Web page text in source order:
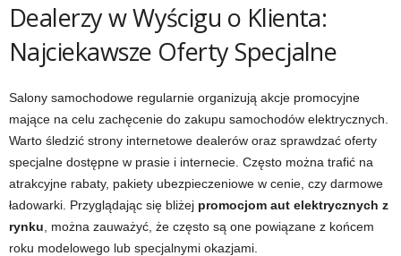
Dealerzy w Wyścigu o Klienta:
Najciekawsze Oferty Specjalne
Salony samochodowe regularnie organizują akcje promocyjne
mające na celu zachęcenie do zakupu samochodów elektrycznych.
Warto śledzić strony internetowe dealerów oraz sprawdzać oferty
specjalne dostępne w prasie i internecie. Często można trafić na
atrakcyjne rabaty, pakiety ubezpieczeniowe w cenie, czy darmowe
ładowarki. Przyglądając się bliżej promocjom aut elektrycznych z
rynku , można zauważyć, że często są one powiązane z końcem
roku modelowego lub specjalnymi okazjami.